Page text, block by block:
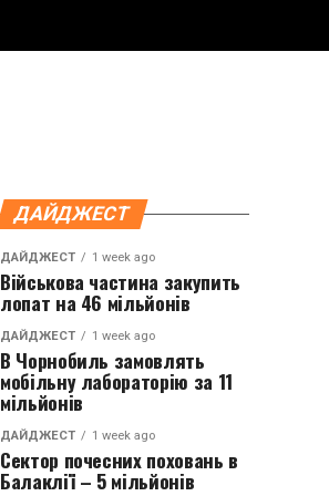
ДАЙДЖЕСТ
ДАЙДЖЕСТ 1 week ago
Військова частина закупить
лопат на 46 мільйонів
ДАЙДЖЕСТ 1 week ago
В Чорнобиль замовлять
мобільну лабораторію за 11
мільйонів
ДАЙДЖЕСТ 1 week ago
Сектор почесних поховань в
Балаклії – 5 мільйонів